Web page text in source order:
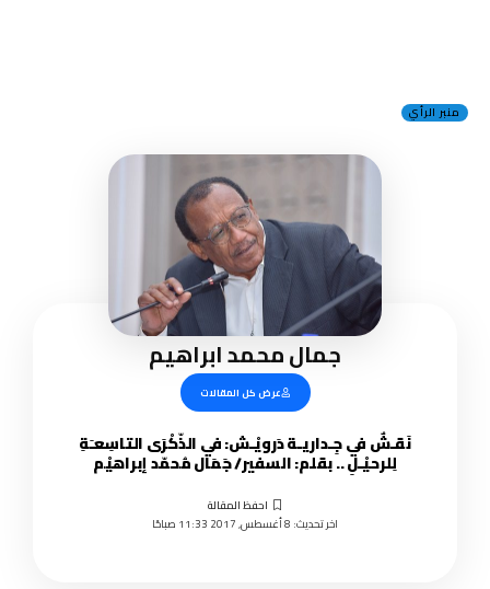
منبر الرأي
جمال محمد ابراهيم
عرض كل المقالات
نَقـشٌ في جِـداريـة دَرويْـش: في الذّكْرَى التاسِعـَةِ
لِلرحيْـلِ .. بقلم: السفير/ جَمَال مُحمّد إبراهيْم
اخر تحديث: 8 أغسطس, 2017 11:33 صباحًا